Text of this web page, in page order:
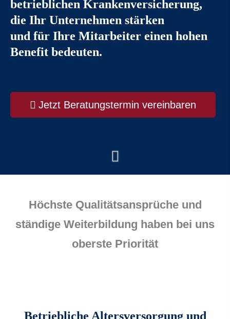
betrieblichen Kranken­ver­si­che­rung,
die Ihr Unternehmen stärken
und für Ihre Mitarbeiter einen hohen
Benefit bedeuten.
Jetzt Beratungstermin vereinbaren
Höchste Qualitätsansprüche und
ständige Weiterbildung haben bei uns
oberste Priorität
Betriebliche Altersversorgung und